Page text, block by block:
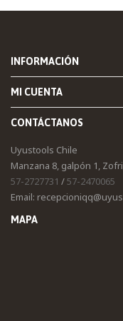
INFORMACIÓN
MI CUENTA
CONTÁCTANOS
Uyustools Chile
Manzana 8, galpón 1,
57-2727731 /57-2470065
Email:
MAPA